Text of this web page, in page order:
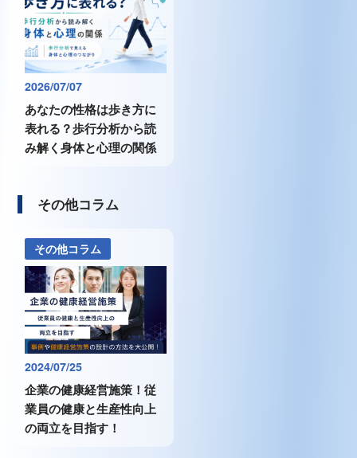
2026/07/07
あなたの性格は歩き方に
表れる？歩行分析から読
み解く身体と心理の関係
その他コラム
その他コラム
2024/07/25
企業の健康経営施策！従
業員の健康と生産性向上
の両立を目指す！